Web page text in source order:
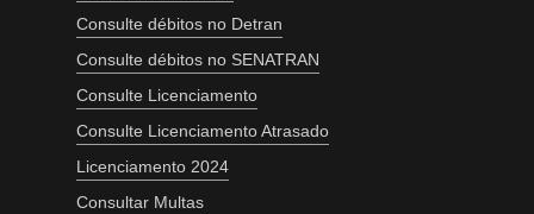
Consulte débitos no Detran
Consulte débitos no SENATRAN
Consulte Licenciamento
Consulte Licenciamento Atrasado
Licenciamento 2024
Consultar Multas